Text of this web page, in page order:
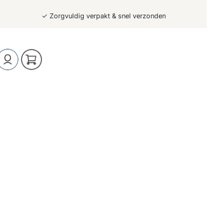
✓ Zorgvuldig verpakt & snel verzonden